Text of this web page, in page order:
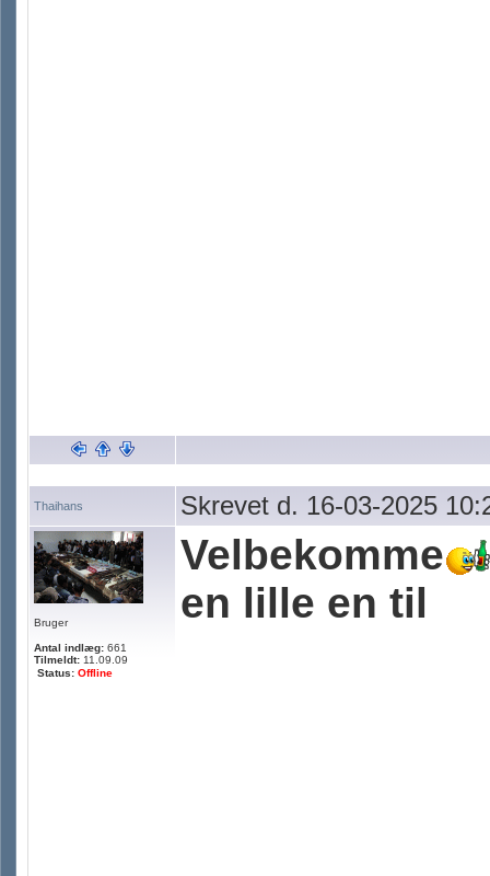
Thaihans Skrevet d. 16-03-2025
Bruger
Antal indlæg: 661
Tilmeldt: 11.09.09
Status: Offline
Velbekomme
en lille en til